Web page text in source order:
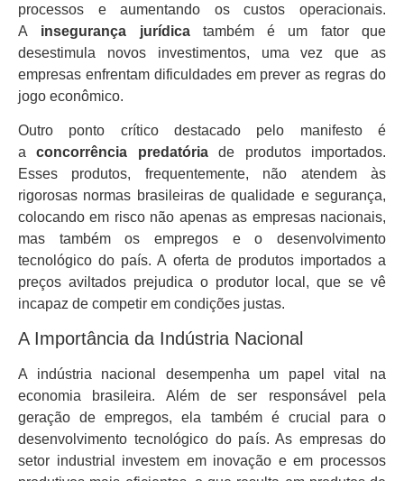
processos e aumentando os custos operacionais.
A insegurança jurídicatambém é um fator que
desestimula novos investimentos, uma vez que as
empresas enfrentam dificuldades em prever as regras do
jogo econômico.
Outro ponto crítico destacado pelo manifesto é
aconcorrência predatóriade produtos importados.
Esses produtos, frequentemente, não atendem às
rigorosas normas brasileiras de qualidade e segurança,
colocando em risco não apenas as empresas nacionais,
mas também os empregos e o desenvolvimento
tecnológico do país. A oferta de produtos importados a
preços aviltados prejudica o produtor local, que se vê
incapaz de competir em condições justas.
A Importância da Indústria Nacional
A indústria nacional desempenha um papel vital na
economia brasileira. Além de ser responsável pela
geração de empregos, ela também é crucial para o
desenvolvimento tecnológico do país. As empresas do
setor industrial investem em inovação e em processos